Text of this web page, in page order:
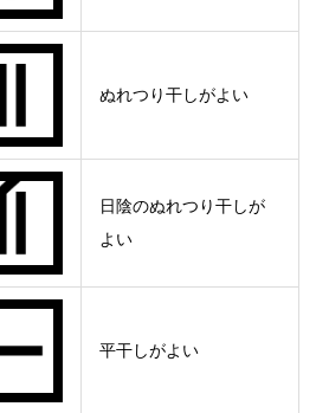
ぬれつり干しがよい
日陰のぬれつり干しが
よい
平干しがよい